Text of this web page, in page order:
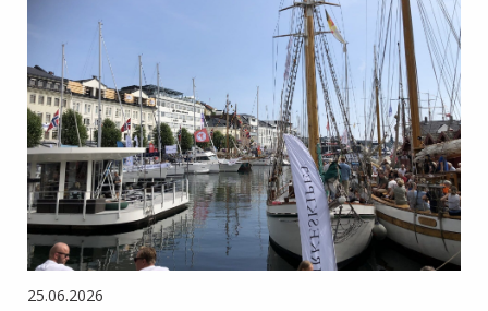
25.06.2026